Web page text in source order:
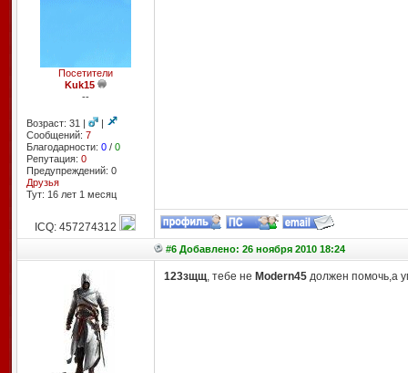
Посетители
Kuk15
--
Возраст: 31 |
|
Сообщений: 7
Благодарности: 0/ 0
Репутация: 0
Предупреждений: 0
Друзья
Тут: 16 лет 1 месяц
ICQ: 457274312
#6 Добавлено: 26 ноября 2010 18:24
123зщщ, тебе не Modern45должен помочь,а